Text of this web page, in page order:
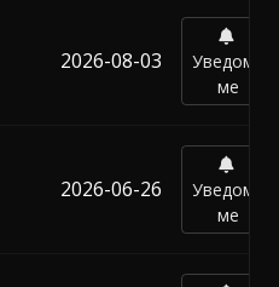
2026-08-03
Уведоми
ме
2026-06-26
Уведоми
ме